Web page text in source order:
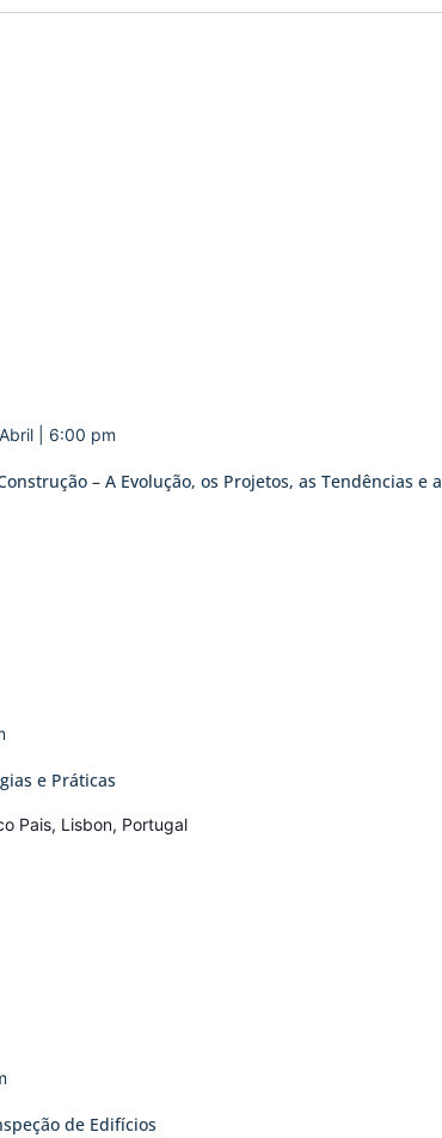
– A Evolução, os Projetos, as Tendências e a
| 6:00 pm
e Práticas
Pais, Lisbon, Portugal
de Edifícios